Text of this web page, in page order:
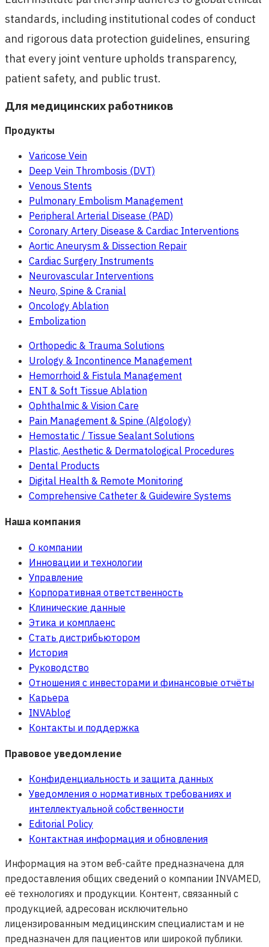
standards, including institutional codes of conduct
and rigorous data protection guidelines, ensuring
that every joint venture upholds transparency,
patient safety, and public trust.
Для медицинских работников
Продукты
Varicose Vein
Deep Vein Thrombosis (DVT)
Venous Stents
Pulmonary Embolism Management
Peripheral Arterial Disease (PAD)
Coronary Artery Disease & Cardiac Interventions
Aortic Aneurysm & Dissection Repair
Cardiac Surgery Instruments
Neurovascular Interventions
Neuro, Spine & Cranial
Oncology Ablation
Embolization
Orthopedic & Trauma Solutions
Urology & Incontinence Management
Hemorrhoid & Fistula Management
ENT & Soft Tissue Ablation
Ophthalmic & Vision Care
Pain Management & Spine (Algology)
Hemostatic / Tissue Sealant Solutions
Plastic, Aesthetic & Dermatological Procedures
Dental Products
Digital Health & Remote Monitoring
Comprehensive Catheter & Guidewire Systems
Наша компания
О компании
Инновации и технологии
Управление
Корпоративная ответственность
Клинические данные
Этика и комплаенс
Стать дистрибьютором
История
Руководство
Отношения с инвесторами и финансовые отчёты
Карьера
INVAblog
Контакты и поддержка
Правовое уведомление
Конфиденциальность и защита данных
Уведомления о нормативных требованиях и
интеллектуальной собственности
Editorial Policy
Контактная информация и обновления
Информация на этом веб-сайте предназначена для
предоставления общих сведений о компании INVAMED,
её технологиях и продукции. Контент, связанный с
продукцией, адресован исключительно
лицензированным медицинским специалистам и не
предназначен для пациентов или широкой публики.